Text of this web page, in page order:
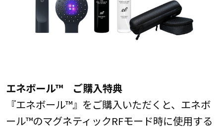
エネボール™ ご購入特典
『エネボール™』をご購入いただくと、エネボ
ール™のマグネティックRFモード時に使用する